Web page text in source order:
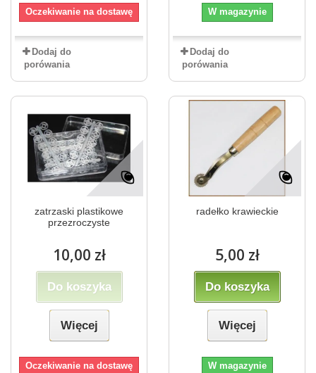
Oczekiwanie na dostawę
Dodaj do
porówania
W magazynie
Dodaj do
porówania
zatrzaski plastikowe
przezroczyste
10,00 zł
Do koszyka
Więcej
Oczekiwanie na dostawę
radełko krawieckie
5,00 zł
Do koszyka
Więcej
W magazynie